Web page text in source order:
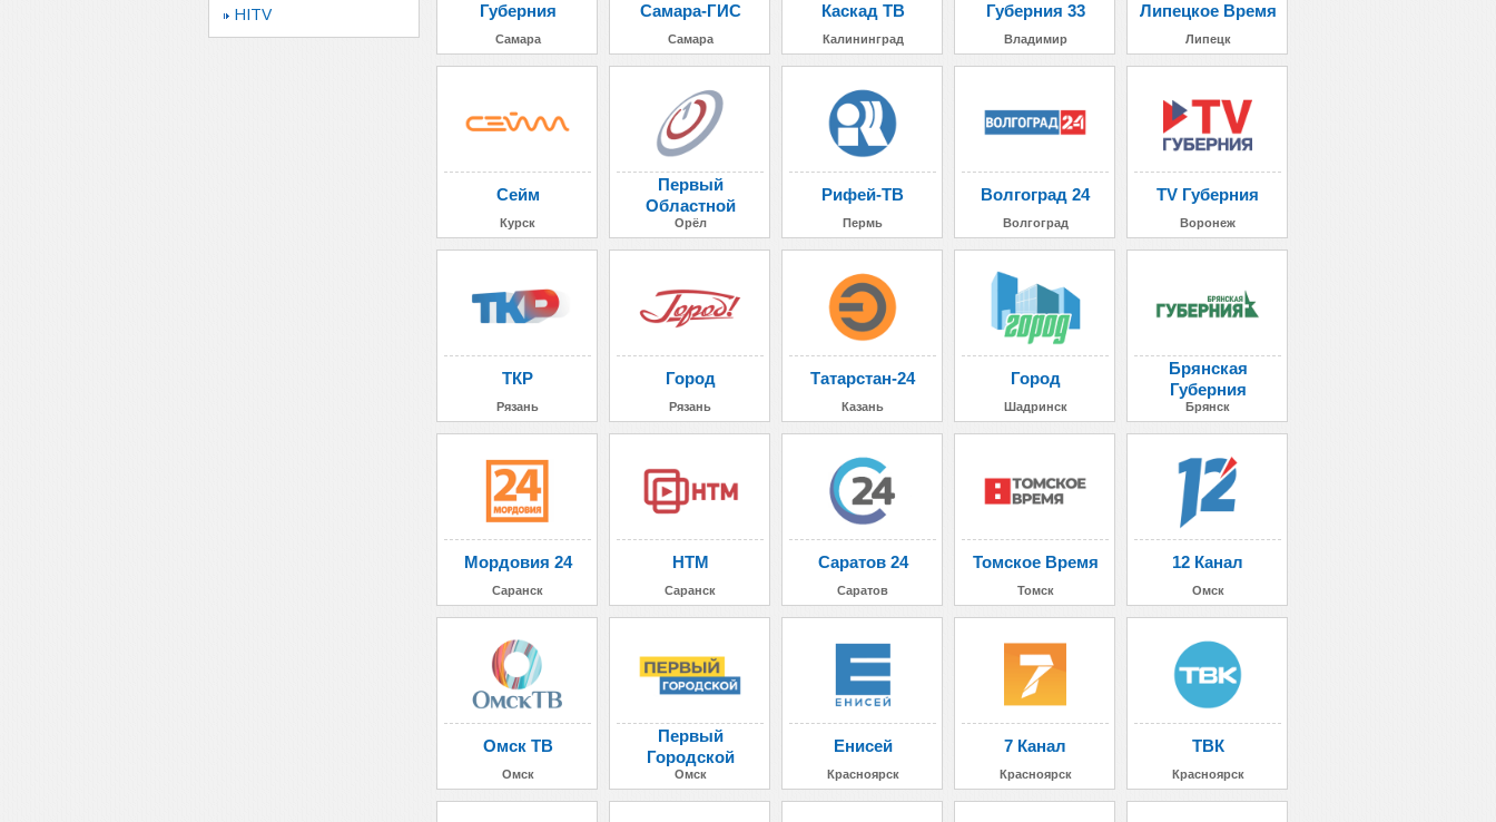
HITV
Губерния
Самара
Самара-ГИС
Самара
Каскад ТВ
Калининград
Губерния 33
Владимир
Липецкое Время
Липецк
Сейм
Курск
Первый
Областной
Орёл
Рифей-ТВ
Пермь
Волгоград 24
Волгоград
TV Губерния
Воронеж
ТКР
Рязань
Город
Рязань
Татарстан-24
Казань
Город
Шадринск
Брянская
Губерния
Брянск
Мордовия 24
Саранск
НТМ
Саранск
Саратов 24
Саратов
Томское Время
Томск
12 Канал
Омск
Омск ТВ
Омск
Первый
Городской
Омск
Енисей
Красноярск
7 Канал
Красноярск
ТВК
Красноярск